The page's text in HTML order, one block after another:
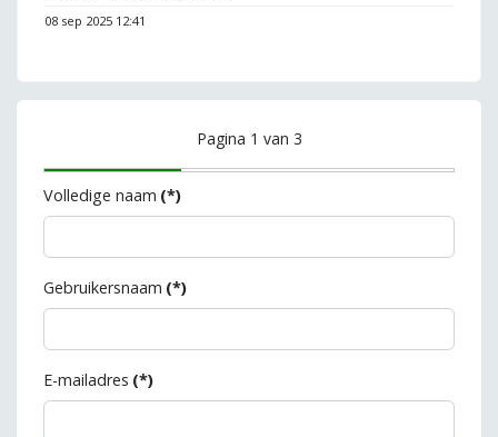
08 sep 2025 12:41
Pagina 1 van 3
Volledige naam (*)
Gebruikersnaam (*)
E-mailadres (*)